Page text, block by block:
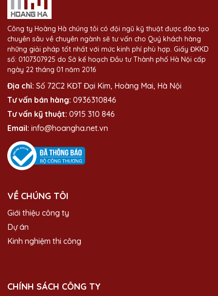
Công ty Hoàng Hà chúng tôi có đội ngũ kỹ thuật được đào tạo
chuyên sâu về chuyên ngành sẽ tư vấn cho Quý khách hàng
những giải pháp tốt nhất với mức kinh phí phù hợp. Giấy ĐKKD
số: 0107307925 do Sở kế hoạch Đầu tư Thành phố Hà Nội cấp
ngày 22 tháng 01 năm 2016
Địa chỉ: Số 72C2 KĐT Đại Kim, Hoàng Mai, Hà Nội
Tư vấn bán hàng: 0936310846
Tư vấn kỹ thuật: 0915 310 846
Email: info@hoangha.net.vn
VỀ CHÚNG TÔI
Giới thiệu công ty
Dự án
Kinh nghiệm thi công
CHÍNH SÁCH CÔNG TY